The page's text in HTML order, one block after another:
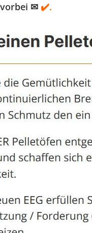
vorbei ✉ ✔️.